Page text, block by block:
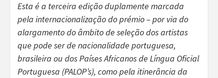
Esta é a terceira edição duplamente marcada
pela internacionalização do prémio – por via do
alargamento do âmbito de seleção dos artistas
que pode ser de nacionalidade portuguesa,
brasileira ou dos Países Africanos de Língua Oficial
Portuguesa (PALOP’s), como pela itinerância da